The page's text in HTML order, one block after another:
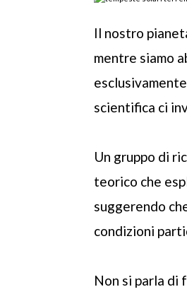
Il nostro
mentre siamo
scientifica ci
Un gruppo di
teorico che
suggerendo
condizioni
Non si parla di